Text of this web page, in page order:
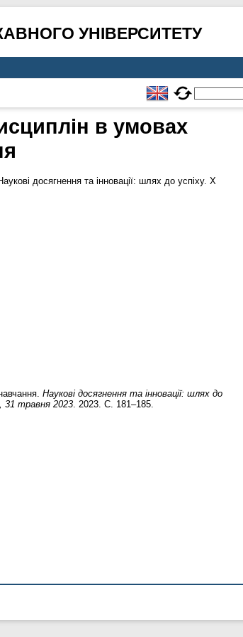
УНІВЕРСИТЕТУ
в умовах
досягнення та інновації: шлях до успіху. X
Наукові досягнення та інновації: шлях до
31 травня 2023. 2023. С. 181–185.